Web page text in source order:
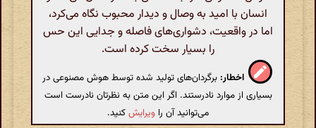
انسان با امید به وصال و دیدار محبوب نگاه می‌کرد،
اما در واقعیت، دشواری‌های فاصله و جدایی این حس
را بسیار سخت کرده است.
اخطار: برگردان‌های تولید شده توسط هوش مصنوعی در
بسیاری از موارد نادرستند. اگر این متن به نظرتان نادرست است
می‌توانید آن را ویرایشکنید.